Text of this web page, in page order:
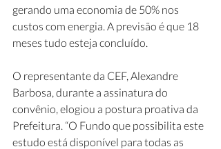
gerando uma economia de 50% nos
custos com energia. A previsão é que 18
meses tudo esteja concluído.
O representante da CEF, Alexandre
Barbosa, durante a assinatura do
convênio, elogiou a postura proativa da
Prefeitura. “O Fundo que possibilita este
estudo está disponível para todas as